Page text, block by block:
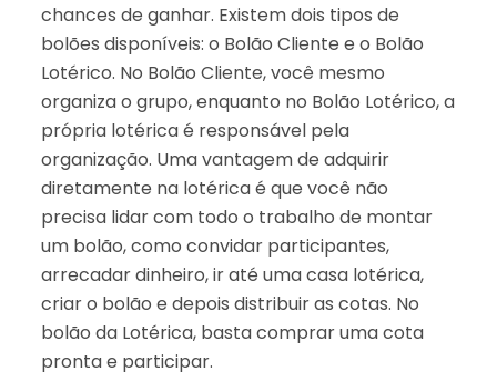
chances de ganhar. Existem dois tipos de
bolões disponíveis: o Bolão Cliente e o Bolão
Lotérico. No Bolão Cliente, você mesmo
organiza o grupo, enquanto no Bolão Lotérico, a
própria lotérica é responsável pela
organização. Uma vantagem de adquirir
diretamente na lotérica é que você não
precisa lidar com todo o trabalho de montar
um bolão, como convidar participantes,
arrecadar dinheiro, ir até uma casa lotérica,
criar o bolão e depois distribuir as cotas. No
bolão da Lotérica, basta comprar uma cota
pronta e participar.